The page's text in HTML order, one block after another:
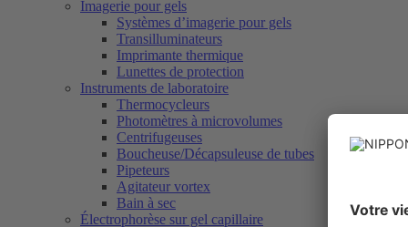
Imagerie pour gels
Systèmes d’imagerie pour gels
Transilluminateurs
Imprimante thermique
Lunettes de protection
Instruments de laboratoire
Thermocycleurs
Photomètres à microvolumes
Centrifugeuses
Boucheuse/Décapsuleuse de tubes
Pipeteurs
Agitateur vortex
Bain à sec
Électrophorèse sur gel capillaire